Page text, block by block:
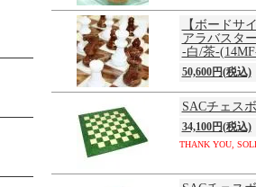
【ボードサ
アラバスタ
-白/茶-
50,600円(税込)
SACチェス
34,100円(税込)
THANK YOU,